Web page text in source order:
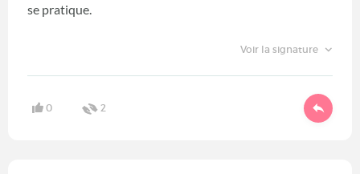
se pratique.
Voir la signature
0 2